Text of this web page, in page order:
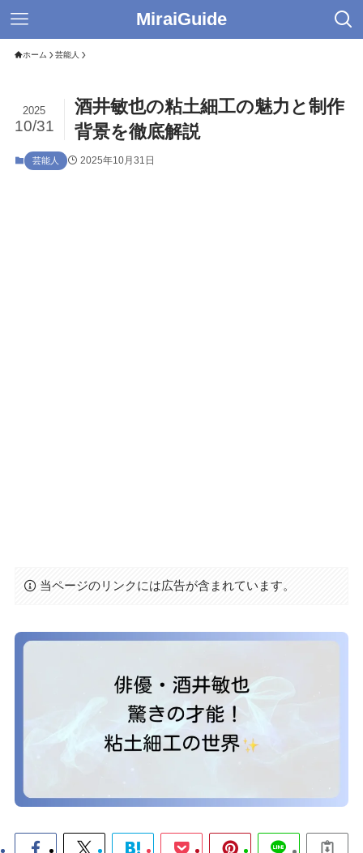
MiraiGuide
ホーム 芸能人
酒井敏也の粘土細工の魅力と制作
背景を徹底解説
2025
10/31
芸能人 2025年10月31日
当ページのリンクには広告が含まれています。